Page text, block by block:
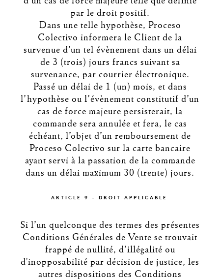
par le droit positif.
Dans une telle hypothèse, Proceso
Colectivo informera le Client de la
survenue d’un tel évènement dans un délai
de 3 (trois) jours francs suivant sa
survenance, par courrier électronique.
Passé un délai de 1 (un) mois, et dans
l’hypothèse ou l’évènement constitutif d’un
cas de force majeure persisterait, la
commande sera annulée et fera, le cas
échéant, l’objet d’un remboursement de
Proceso Colectivo sur la carte bancaire
ayant servi à la passation de la commande
dans un délai maximum 30 (trente) jours.
ARTICLE 9 - DROIT APPLICABLE
Si l’un quelconque des termes des présentes
Conditions Générales de Vente se trouvait
frappé de nullité, d’illégalité ou
d'inopposabilité par décision de justice, les
autres dispositions des Conditions